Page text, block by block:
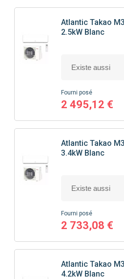
Atlantic Takao M3
2.5kW Blanc
Fourni posé
2 495,12 €
Atlantic Takao M3
3.4kW Blanc
Fourni posé
2 733,08 €
Atlantic Takao M3
4.2kW Blanc